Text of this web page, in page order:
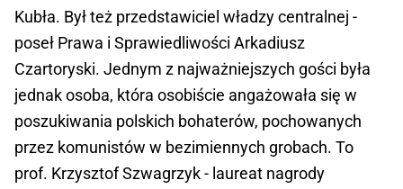
Kubła. Był też przedstawiciel władzy centralnej -
poseł Prawa i Sprawiedliwości Arkadiusz
Czartoryski. Jednym z najważniejszych gości była
jednak osoba, która osobiście angażowała się w
poszukiwania polskich bohaterów, pochowanych
przez komunistów w bezimiennych grobach. To
prof. Krzysztof Szwagrzyk - laureat nagrody